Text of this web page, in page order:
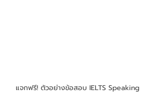
แจกฟรี! ตัวอย่างข้อสอบ IELTS Speaking